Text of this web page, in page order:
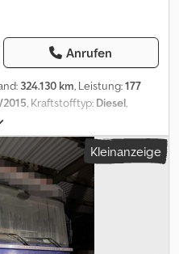
Anrufen
324.130 km, Leistung:177
2015, Kraftstofftyp: Diesel,
Ladegewicht:
Konfiguration:4x2, Bremsen:
Schlafkabine , Getriebetyp:
, Federung:Blatt-Luft
37 m³, Laderaumlänge:
, Laderaumhöhe: 2.560 mm
ABS, Anhängerkupplung,
Elektronisches
Kleinanzeige